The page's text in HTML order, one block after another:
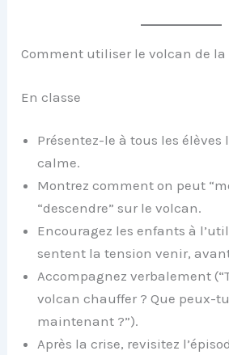
Comment utiliser le volcan de la
En classe
Présentez-le à tous les élèves
calme.
Montrez comment on peut
“descendre” sur le volcan.
Encouragez les enfants à
sentent la tension venir,
Accompagnez verbalement
volcan chauffer ? Que peux-
maintenant ?”).
Après la crise, revisitez